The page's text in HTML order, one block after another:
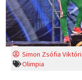
Simon Zsófia
Olimpia